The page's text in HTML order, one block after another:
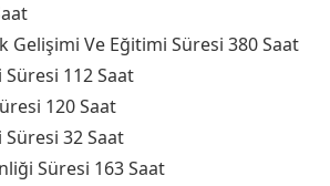
Gelişimi Ve Eğitimi Süresi 380 Saat
112 Saat
120 Saat
32 Saat
Süresi 163 Saat